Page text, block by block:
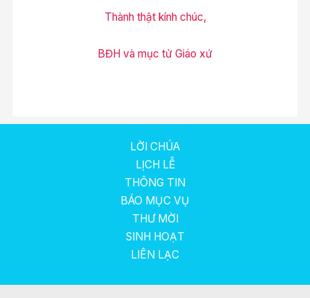
Thành thật kính chúc,
BĐH và mục tử Giáo xứ
LỜI CHÚA
LỊCH LỄ
THÔNG TIN
BÁO MỤC VỤ
THƯ MỜI
SINH HOẠT
LIÊN LẠC